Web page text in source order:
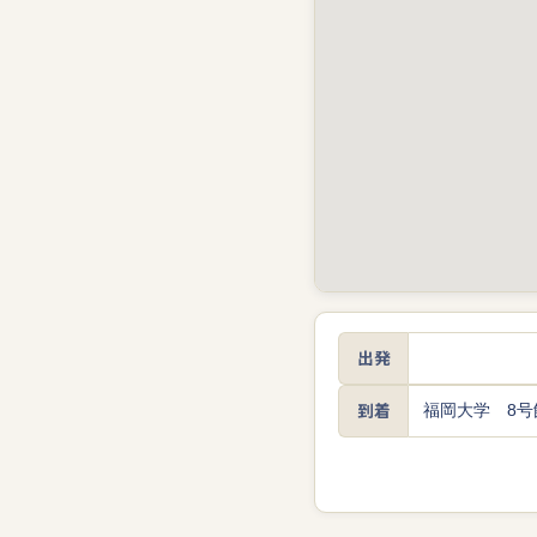
出発
到着